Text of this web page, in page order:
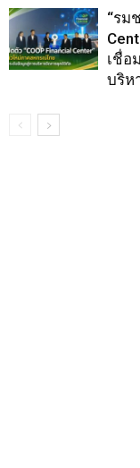
“รม
เชื่อ
บริห